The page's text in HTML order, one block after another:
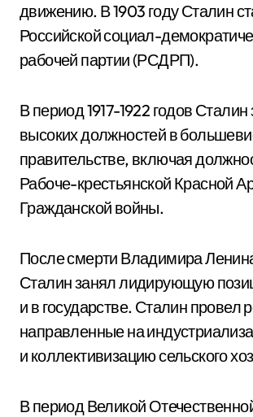
движению. В 1903 году Сталин
Российской социал-
рабочей партии (РСДРП).
В период 1917-1922 годов
высоких должностей в
правительстве, включая
Рабоче-крестьянской Красной
Гражданской войны.
После смерти Владимира
Сталин занял лидирующую
и в государстве. Сталин
направленные на
и коллективизацию сельского
В период Великой